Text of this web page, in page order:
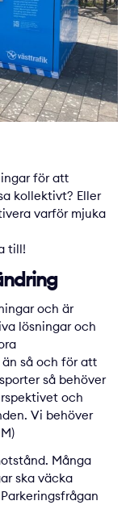
för att
kollektivt? Eller
varför mjuka
till!
och är
lösningar och
så och för att
så behöver
och
Vi behöver
Många
ska väcka